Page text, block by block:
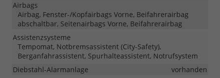
Airbags
Airbag, Fenster-/Kopfairbags Vorne, Beifahrerairbag
abschaltbar, Seitenairbags Vorne, Beifahrerairbag
Assistenzsysteme
Tempomat, Notbremsassistent (City-Safety),
Berganfahrassistent, Spurhalteassistent, Notrufsystem
Diebstahl-Alarmanlage
vorhanden